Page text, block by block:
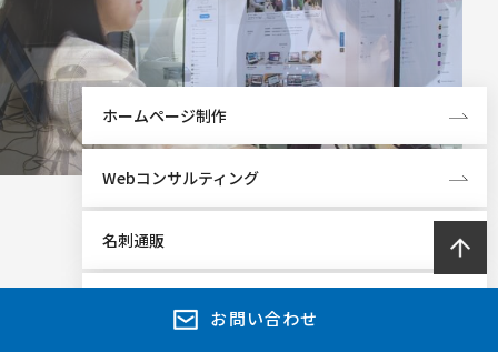
ホームページ制作
Webコンサルティング
名刺通販
お問い合わせ